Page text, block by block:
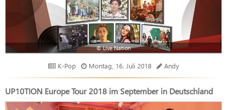
© Live Nation
K-Pop Montag, 16. Juli 2018 Andy
UP10TION Europe Tour 2018 im September in Deutschland